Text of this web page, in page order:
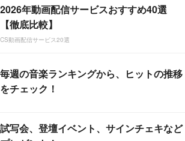
2026年動画配信サービスおすすめ40選
【徹底比較】
CS動画配信サービス20選
毎週の音楽ランキングから、ヒットの推移
をチェック！
試写会、登壇イベント、サインチェキなど